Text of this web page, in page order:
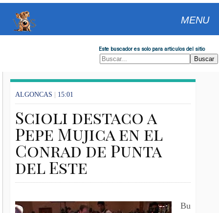
MENU
Este buscador es solo para articulos del sitio
ALGONCAS | 15:01
Scioli destaco a
Pepe Mujica en el
Conrad de Punta
del Este
Bu